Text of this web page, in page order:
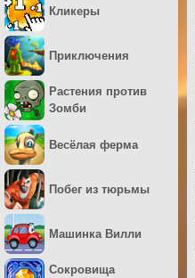
Кликеры
Приключения
Растения против
Зомби
Весёлая ферма
Побег из тюрьмы
Машинка Вилли
Сокровища